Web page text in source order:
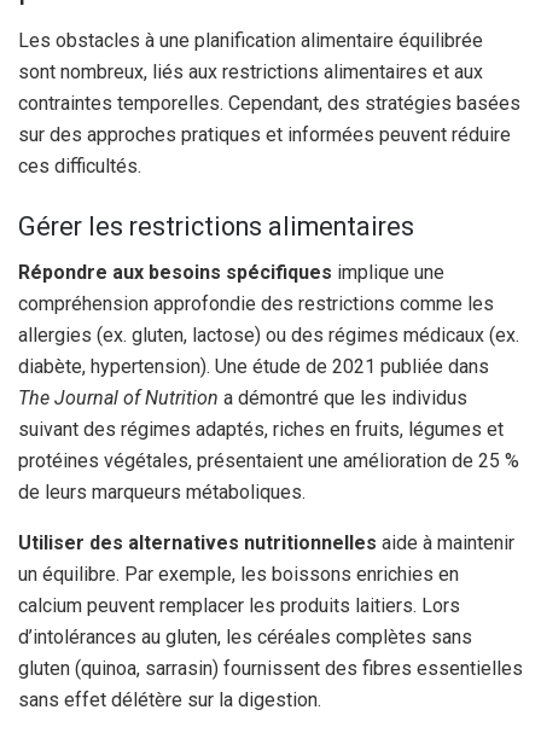
Les obstacles à une planification alimentaire équilibrée
sont nombreux, liés aux restrictions alimentaires et aux
contraintes temporelles. Cependant, des stratégies basées
sur des approches pratiques et informées peuvent réduire
ces difficultés.
Gérer les restrictions alimentaires
Répondre aux besoins spécifiques implique une
compréhension approfondie des restrictions comme les
allergies (ex. gluten, lactose) ou des régimes médicaux (ex.
diabète, hypertension). Une étude de 2021 publiée dans
The Journal of Nutrition a démontré que les individus
suivant des régimes adaptés, riches en fruits, légumes et
protéines végétales, présentaient une amélioration de 25 %
de leurs marqueurs métaboliques.
Utiliser des alternatives nutritionnelles aide à maintenir
un équilibre. Par exemple, les boissons enrichies en
calcium peuvent remplacer les produits laitiers. Lors
d’intolérances au gluten, les céréales complètes sans
gluten (quinoa, sarrasin) fournissent des fibres essentielles
sans effet délétère sur la digestion.